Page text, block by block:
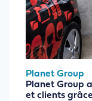
Planet Group
Planet Group
et clients